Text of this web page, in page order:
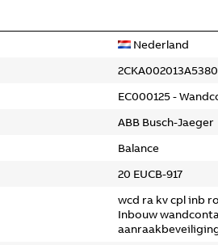
Nederland
2CKA002013A5380
EC000125 -
ABB Busch-Jaeger
Balance
20 EUCB-917
wcd ra kv cpl inb
Inbouw